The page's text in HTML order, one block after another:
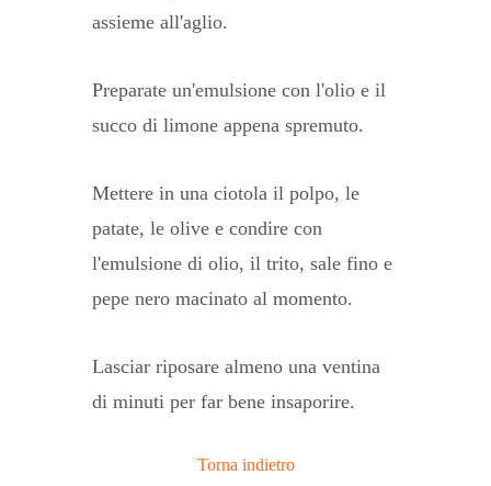
assieme all'aglio.
Preparate un'emulsione con l'olio e il
succo di limone appena spremuto.
Mettere in una ciotola il polpo, le
patate, le olive e condire con
l'emulsione di olio, il trito, sale fino e
pepe nero macinato al momento.
Lasciar riposare almeno una ventina
di minuti per far bene insaporire.
Torna indietro